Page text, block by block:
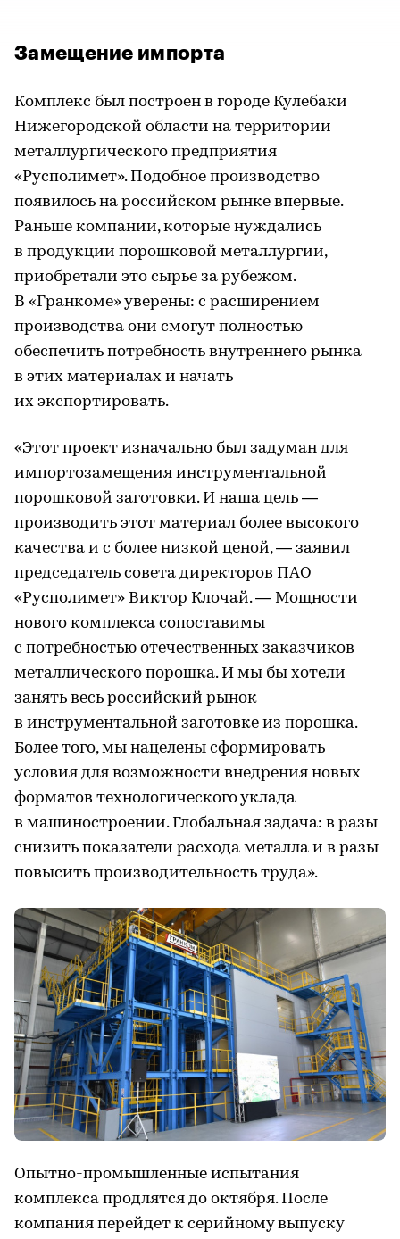
Замещение импорта
Комплекс был построен в городе Кулебаки
Нижегородской области на территории
металлургического предприятия
«Русполимет». Подобное производство
появилось на российском рынке впервые.
Раньше компании, которые нуждались
в продукции порошковой металлургии,
приобретали это сырье за рубежом.
В «Гранкоме» уверены: с расширением
производства они смогут полностью
обеспечить потребность внутреннего рынка
в этих материалах и начать
их экспортировать.
«Этот проект изначально был задуман для
импортозамещения инструментальной
порошковой заготовки. И наша цель —
производить этот материал более высокого
качества и с более низкой ценой, — заявил
председатель совета директоров ПАО
«Русполимет» Виктор Клочай. — Мощности
нового комплекса сопоставимы
с потребностью отечественных заказчиков
металлического порошка. И мы бы хотели
занять весь российский рынок
в инструментальной заготовке из порошка.
Более того, мы нацелены сформировать
условия для возможности внедрения новых
форматов технологического уклада
в машиностроении. Глобальная задача: в разы
снизить показатели расхода металла и в разы
повысить производительность труда».
Опытно-промышленные испытания
комплекса продлятся до октября. После
компания перейдет к серийному выпуску